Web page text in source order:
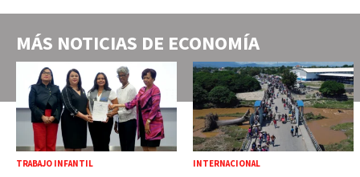
MÁS NOTICIAS DE ECONOMÍA
TRABAJO INFANTIL INTERNACIONAL